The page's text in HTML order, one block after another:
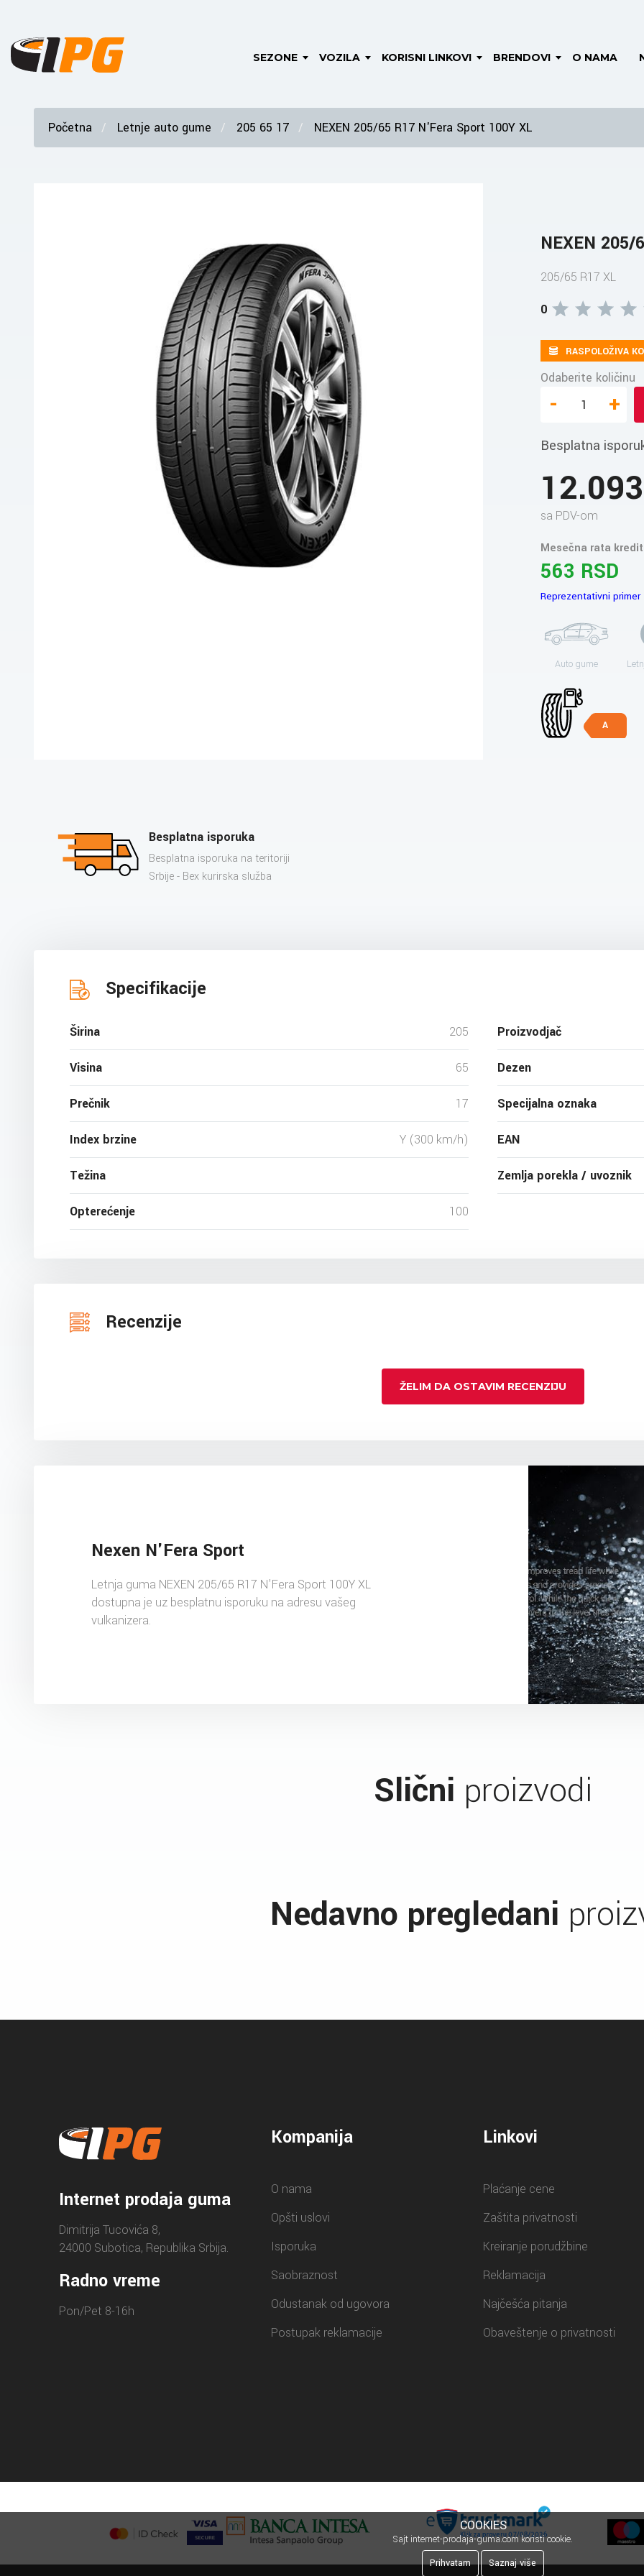
SEZONE VOZILA KORISNI LINKOVI BRENDOVI O NAMA
Početna Letnje auto gume 205 65 17 NEXEN 205/65 R17 N'Fera Sport 100Y XL
NEXEN
205/65 R17 XL
0
RASPOLOŽIVA
Odaberite količinu
- +
Besplatna
sa PDV-om
Mesečna rata
563 RSD
Reprezentativni primer
Auto gume
A
Besplatna isporuka
Besplatna isporuka na teritoriji
Srbije - Bex kurirska služba
Specifikacije
Širina 205
Visina 65
Prečnik 17
Index brzine Y (300 km/h)
Težina
Opterećenje 100
Proizvodjač
Dezen
Specijalna oznaka
EAN
Zemlja porekla / uvoznik
Recenzije
ŽELIM DA OSTAVIM RECENZIJU
Nexen N'Fera Sport
Letnja guma NEXEN 205/65 R17 N'Fera Sport 100Y XL
dostupna je uz besplatnu isporuku na adresu vašeg
vulkanizera.
Slični proizvodi
Nedavno pregledani
Internet prodaja guma
Dimitrija Tucovića 8,
24000 Subotica, Republika Srbija.
Radno vreme
Pon/Pet 8-16h
Kompanija
O nama
Opšti uslovi
Isporuka
Saobraznost
Odustanak od ugovora
Postupak reklamacije
Linkovi
Plaćanje cene
Zaštita privatnosti
Kreiranje porudžbine
Reklamacija
Najčešća pitanja
Obaveštenje o privatnosti
COOKIES
Sajt internet-prodaja-guma.com koristi cookie.
Prihvatam
Saznaj više